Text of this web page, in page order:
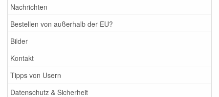
Nachrichten
Bestellen von außerhalb der EU?
Bilder
Kontakt
Tipps von Usern
Datenschutz & Sicherheit